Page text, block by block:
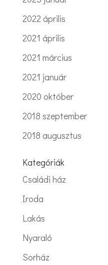
2022 április
2021 április
2021 március
2021 január
2020 október
2018 szeptember
2018 augusztus
Kategóriák
Családi ház
Iroda
Lakás
Nyaraló
Sorház